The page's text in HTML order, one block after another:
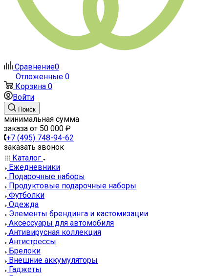
Сравнение0
Отложенные 0
Корзина 0
Войти
Поиск
минимальная сумма
заказа от 50 000 ₽
+7 (495) 748-94-62
заказать звонок
Каталог
Ежедневники
Подарочные наборы
Продуктовые подарочные наборы
Футболки
Одежда
Элементы брендинга и кастомизации
Аксессуары для автомобиля
Антивирусная коллекция
Антистрессы
Брелоки
Внешние аккумуляторы
Гаджеты